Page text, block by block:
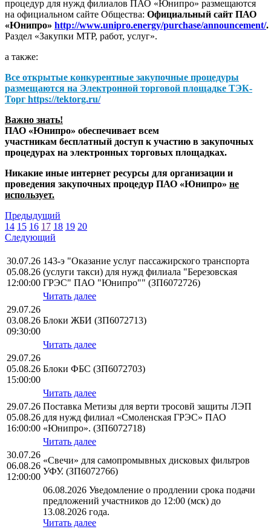
процедур для нужд филиалов ПАО «Юнипро» размещаются
на официальном сайте Общества: Официальный сайт ПАО
«Юнипро» http://www.unipro.energy/purchase/announcement/.
Раздел «Закупки МТР, работ, услуг».
а также:
Все открытые конкурентные закупочные процедуры
размещаются на Электронной торговой площадке ТЭК-
Торг https://tektorg.ru/
Важно знать!
ПАО «Юнипро» обеспечивает всем
участникам бесплатный доступ к участию в закупочных
процедурах на электронных торговых площадках.
Никакие иные интернет ресурсы для организации и
проведения закупочных процедур ПАО «Юнипро» не
использует.
Предыдущий
14 15 16 17 18 19 20
Следующий
30.07.26
05.08.26
12:00:00
143-э "Оказание услуг пассажирского транспорта
(услуги такси) для нужд филиала "Березовская
ГРЭС" ПАО "Юнипро"" (ЗП6072726)
Читать далее
29.07.26
03.08.26
09:30:00
Блоки ЖБИ (ЗП6072713)
Читать далее
29.07.26
05.08.26
15:00:00
Блоки ФБС (ЗП6072703)
Читать далее
29.07.26
05.08.26
16:00:00
Поставка Метизы для верти тросовй защиты ЛЭП
для нужд филиал «Смоленская ГРЭС» ПАО
«Юнипро». (ЗП6072718)
Читать далее
30.07.26
06.08.26
12:00:00
«Свечи» для самопромывных дисковых фильтров
УФУ. (ЗП6072766)
06.08.2026 Уведомление о продлении срока подачи
предложений участников до 12:00 (мск) до
13.08.2026 года.
Читать далее